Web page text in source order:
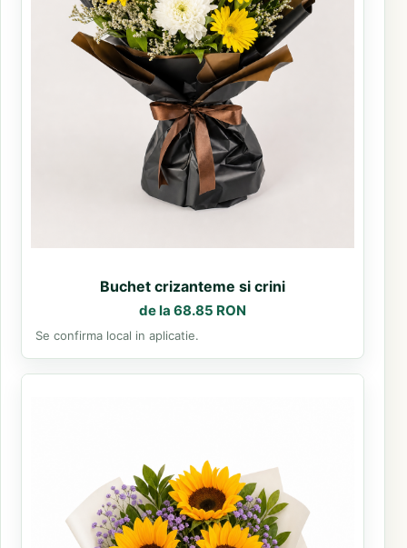
Buchet crizanteme si crini
de la 68.85 RON
Se confirma local in aplicatie.